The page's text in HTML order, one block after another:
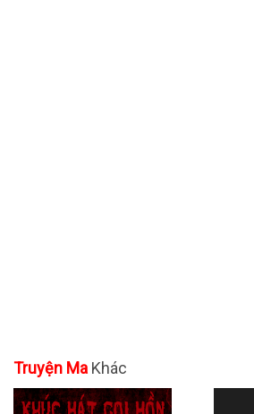
Truyện Ma Khác